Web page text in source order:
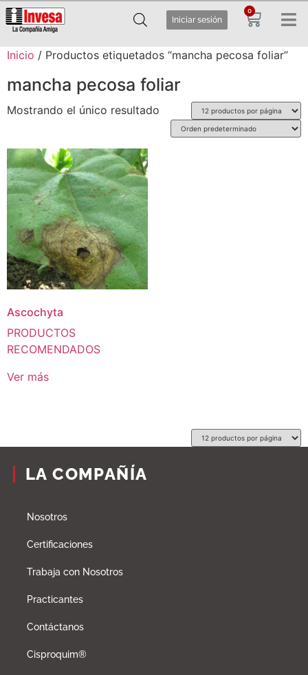
Iniciar sesión
0
Inicio / Productos etiquetados “mancha pecosa foliar”
mancha pecosa foliar
Mostrando el único resultado
Ascochyta
PRODUCTOS
RECOMENDADOS
Ver más
LA COMPAÑÍA
Nosotros
Certificaciones
Trabaja con Nosotros
Practicantes
Contáctanos
Cisproquim®